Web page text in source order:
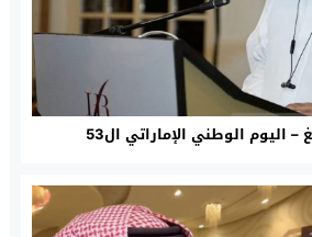
اليوم الوطني الإماراتي ال53